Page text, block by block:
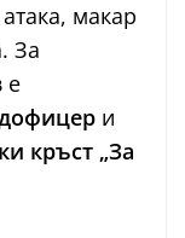
макар
За
е
и
кръст „За